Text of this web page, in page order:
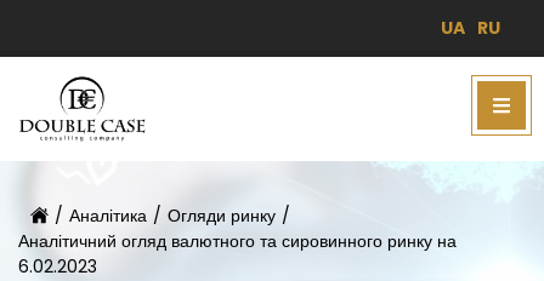
UA RU
/ Аналітика / Огляди ринку /
Аналітичний огляд валютного та сировинного ринку на
6.02.2023